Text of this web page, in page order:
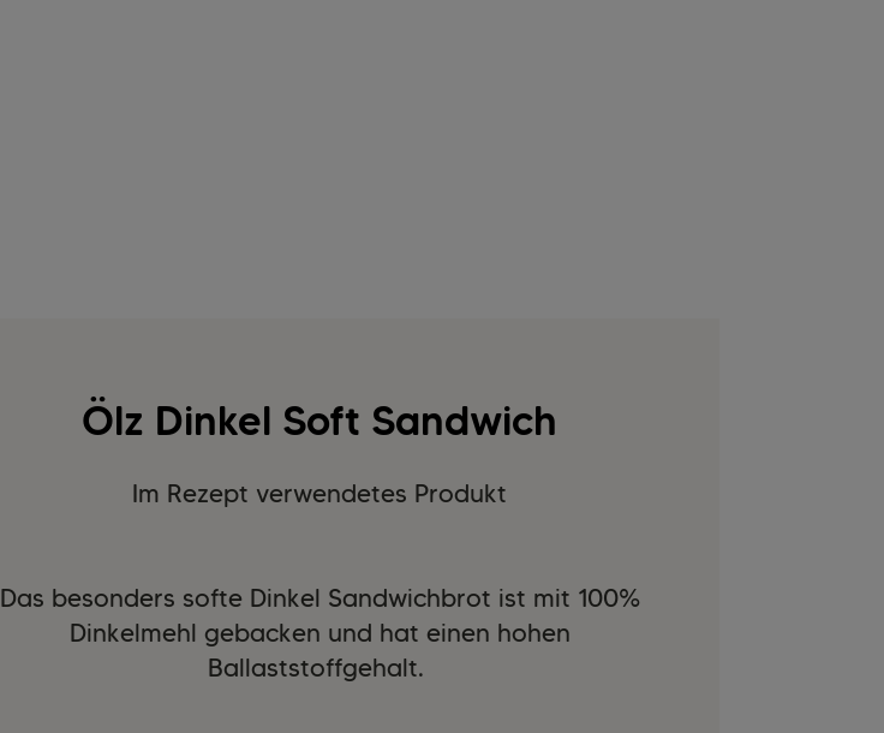
Ölz Dinkel Soft Sandwich
Im Rezept verwendetes Produkt
Das besonders softe Dinkel Sandwichbrot ist mit 100%
Dinkelmehl gebacken und hat einen hohen
Ballaststoffgehalt.